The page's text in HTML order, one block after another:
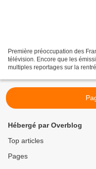
Première préoccupation des
télévision. Encore que les
multiples reportages sur la
Hébergé par Overblog
Top articles
Pages